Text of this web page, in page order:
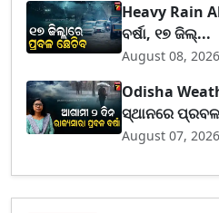
Heavy Rain
ବର୍ଷା, ୧୭ ଜିଲ୍...
August 08, 2026
Odisha
ସ୍ଥାନରେ
August 07, 2026